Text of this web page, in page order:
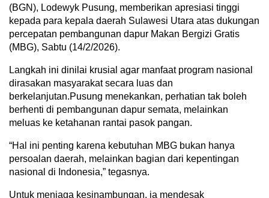
(BGN), Lodewyk Pusung, memberikan apresiasi tinggi
kepada para kepala daerah Sulawesi Utara atas dukungan
percepatan pembangunan dapur Makan Bergizi Gratis
(MBG), Sabtu (14/2/2026).
Langkah ini dinilai krusial agar manfaat program nasional
dirasakan masyarakat secara luas dan
berkelanjutan.Pusung menekankan, perhatian tak boleh
berhenti di pembangunan dapur semata, melainkan
meluas ke ketahanan rantai pasok pangan.
“Hal ini penting karena kebutuhan MBG bukan hanya
persoalan daerah, melainkan bagian dari kepentingan
nasional di Indonesia,” tegasnya.
Untuk menjaga kesinambungan, ia mendesak